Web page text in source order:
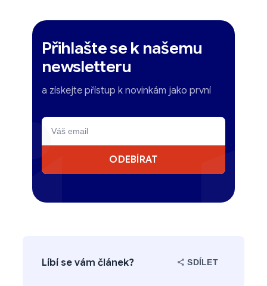
Přihlašte se k našemu
newsletteru
a získejte přístup k novinkám jako první
ODEBÍRAT
Líbí se vám článek? SDÍLET